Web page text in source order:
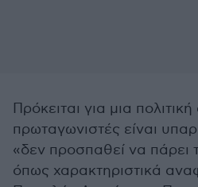
Πρόκειται για μια
πρωταγωνιστές είναι
«δεν προσπαθεί να πάρει
όπως χαρακτηριστικά